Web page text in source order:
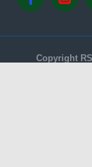
Copyright